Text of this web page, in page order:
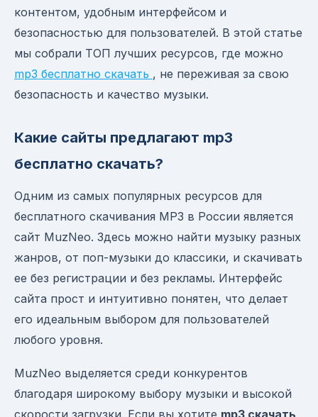
контентом, удобным интерфейсом и
безопасностью для пользователей. В этой статье
мы собрали ТОП лучших ресурсов, где можно
mp3 бесплатно cкачать , не переживая за свою
безопасность и качество музыки.
Какие сайты предлагают mp3
бесплатно скачать?
Одним из самых популярных ресурсов для
бесплатного скачивания MP3 в России является
сайт MuzNeo. Здесь можно найти музыку разных
жанров, от поп-музыки до классики, и скачивать
ее без регистрации и без рекламы. Интерфейс
сайта прост и интуитивно понятен, что делает
его идеальным выбором для пользователей
любого уровня.
MuzNeo выделяется среди конкурентов
благодаря широкому выбору музыки и высокой
скорости загрузки. Если вы хотите mp3 скачать